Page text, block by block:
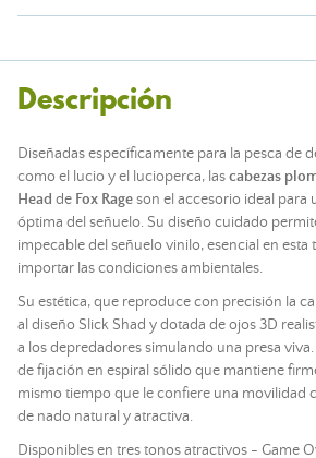
Descripción
Diseñadas específicamente para la pesca de
como el lucio y el lucioperca, lascabezas
Head de Fox Rageson el accesorio ideal para
óptima del señuelo. Su diseño cuidado
impecable del señuelo vinilo, esencial en esta
importar las condiciones ambientales.
Su estética, que reproduce con precisión la
al diseño Slick Shad y dotada de ojos 3D
a los depredadores simulando una presa
de fijación en espiral sólido que mantiene
mismo tiempo que le confiere una movilidad
de nado natural y atractiva.
Disponibles en tres tonos atractivos - Game